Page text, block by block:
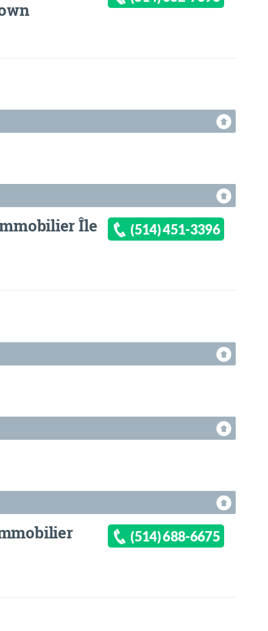
Île (514) 451-3396
(514) 688-6675